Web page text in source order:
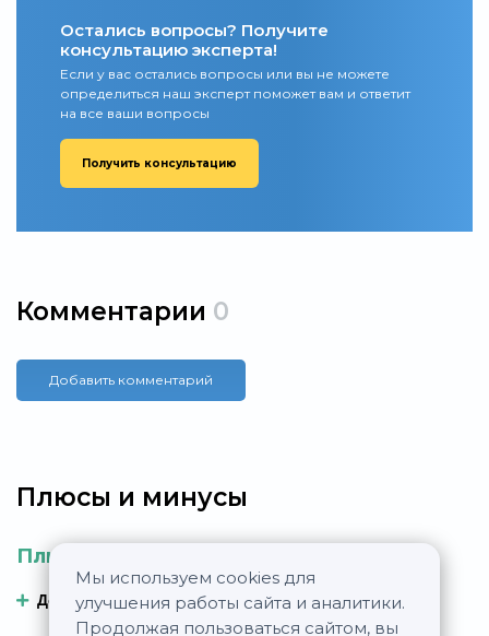
Мы используем cookies для
улучшения работы сайта и аналитики.
Продолжая пользоваться сайтом, вы
Остались вопросы? Получите
консультацию эксперта!
Если у вас остались вопросы или вы не можете
определиться наш эксперт поможет вам и ответит
на все ваши вопросы
Получить консультацию
Комментарии 0
Добавить комментарий
Плюсы и минусы
Плюсы
Добавить плюс Добавить минус